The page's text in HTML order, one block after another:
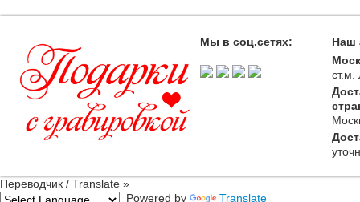
Мы в соц.сетях:
Наш
ст.м.
Переводчик / Translate »
Powered by
Translate